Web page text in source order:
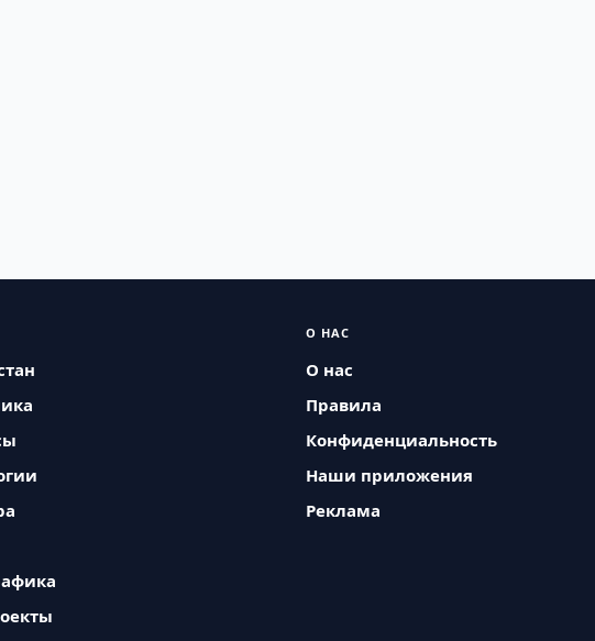
О НАС
О нас
Правила
Конфиденциальность
Наши приложения
Реклама